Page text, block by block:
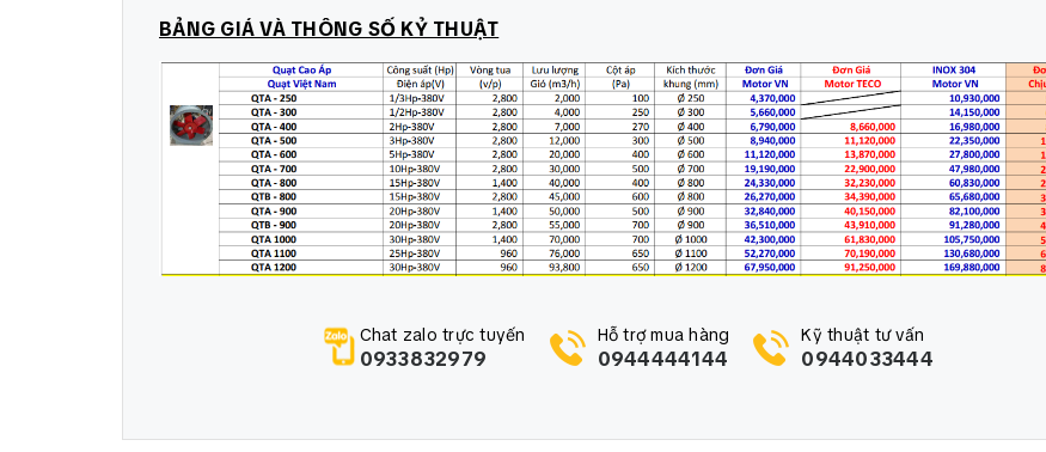
BẢNG GIÁ VÀ THÔNG SỐ KỶ THUẬT
Chat zalo trực tuyến
0933832979
Hỗ trợ mua hàng
0944444144
Kỹ thuật tư vấn
0944033444